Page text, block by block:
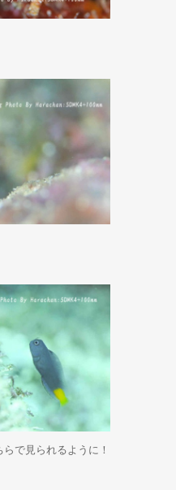
で見られるように！